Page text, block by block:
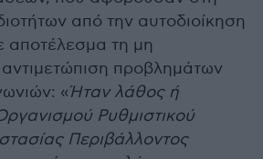
από την αυτοδιοίκηση
αποτέλεσμα τη μη
προβλημάτων
«Ήταν λάθος ή
Ρυθμιστικού
Περιβάλλοντος